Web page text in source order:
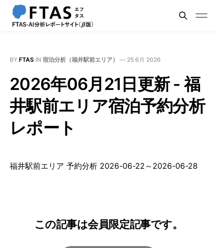
BY FTAS IN 宿泊分析（福井駅前エリア） — 25 6月 2026
2026年06月21日更新 - 福
井駅前エリア宿泊予約分析
レポート
福井駅前エリア 予約分析 2026-06-22～2026-06-28
この記事は会員限定記事です。